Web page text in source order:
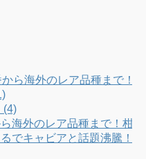
から海外のレア品種まで！
(4)
ら海外のレア品種まで！柑
るでキャビアと話題沸騰！